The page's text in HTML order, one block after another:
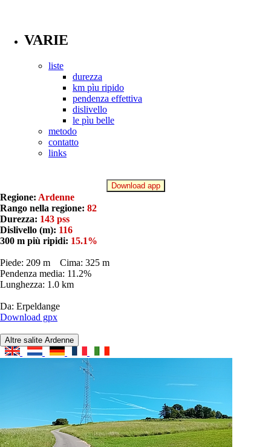
VARIE
liste
durezza
km pìu ripido
pendenza effettiva
dislivello
le pìu belle
metodo
contatto
links
Download app
Regione: Ardenne
Rango nella regione: 82
Durezza: 143 pss
Dislivello (m): 116
300 m più ripidi: 15.1%
Piede: 209 m Cima: 325 m
Pendenza media: 11.2%
Lunghezza: 1.0 km
Da: Erpeldange
Download gpx
Altre salite Ardenne